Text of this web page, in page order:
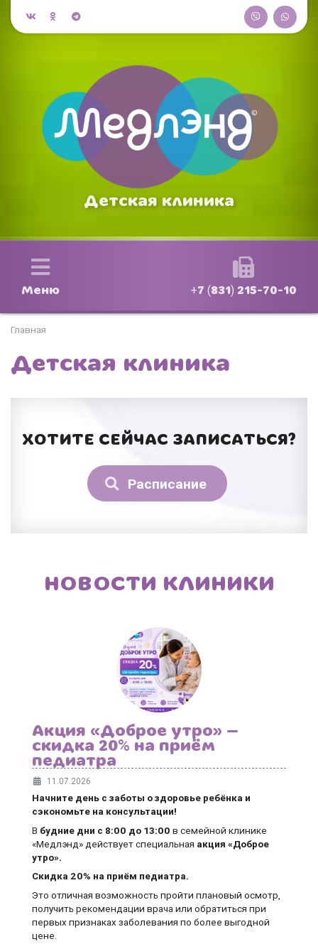
Детская клиника
Меню +7 (831) 215-70-10
Главная
Детская клиника
ХОТИТЕ СЕЙЧАС ЗАПИСАТЬСЯ?
Расписание
НОВОСТИ КЛИНИКИ
Акция «Доброе утро» —
скидка 20% на приём
педиатра
11.07.2026
Начните день с заботы о здоровье ребёнка и
сэкономьте на консультации!
В будние дни с 8:00 до 13:00 в семейной клинике
«Медлэнд» действует специальная акция «Доброе
утро».
Скидка 20% на приём педиатра.
Это отличная возможность пройти плановый осмотр,
получить рекомендации врача или обратиться при
первых признаках заболевания по более выгодной
цене.